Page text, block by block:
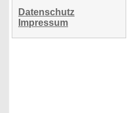
Datenschutz
Impressum